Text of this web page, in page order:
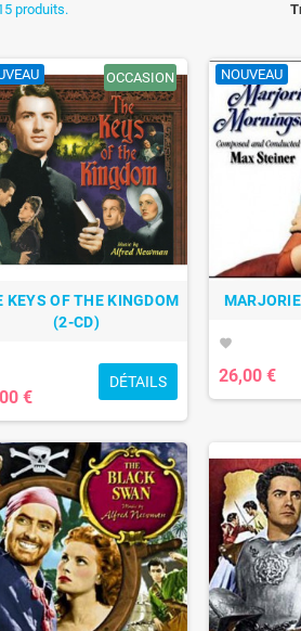
produits.
OCCASION
KEYS OF THE KINGDOM
(2-CD)
€
DÉTAILS
NOUVEAU
favorite
26,00 €